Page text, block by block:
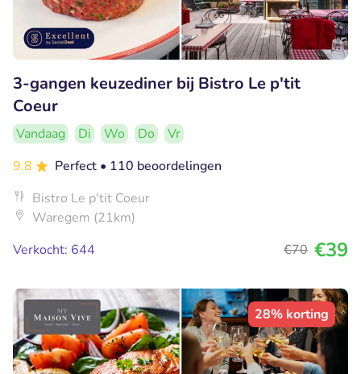
3-gangen keuzediner bij Bistro Le p'tit
Coeur
Vandaag Di Wo Do
Vr
9.8
Perfect • 110 beoordelingen
Bistro Le p'tit Coeur
Waregem (21km)
Verkocht: 644
€70 €39
28% korting